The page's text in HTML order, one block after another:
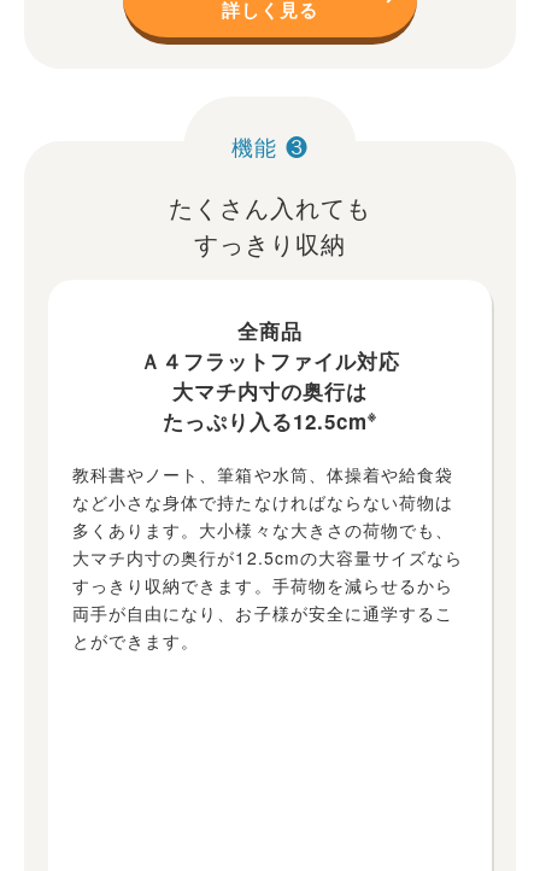
詳しく見る
機能 ❸
たくさん入れても
すっきり収納
全商品
Ａ４フラットファイル対応
大マチ内寸の奥行は
たっぷり入る12.5cm※
教科書やノート、筆箱や水筒、体操着や給食袋
など小さな身体で持たなければならない荷物は
多くあります。大小様々な大きさの荷物でも、
大マチ内寸の奥行が12.5cmの大容量サイズなら
すっきり収納できます。手荷物を減らせるから
両手が自由になり、お子様が安全に通学するこ
とができます。